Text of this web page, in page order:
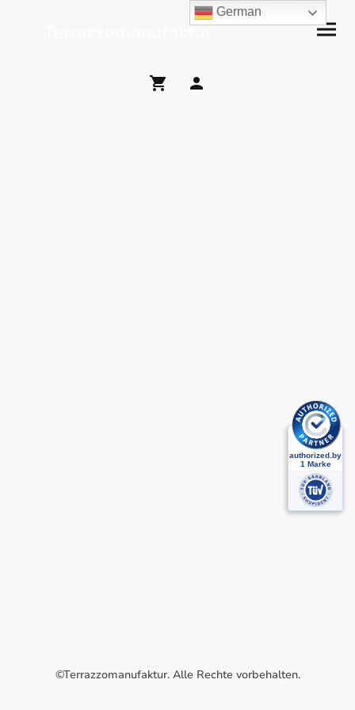
Terrazzomanufaktur
©Terrazzomanufaktur. Alle Rechte vorbehalten.
German